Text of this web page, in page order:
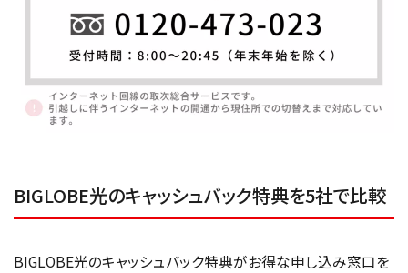
BIGLOBE光のキャッシュバック特典を5社で比較
BIGLOBE光のキャッシュバック特典がお得な申し込み窓口を